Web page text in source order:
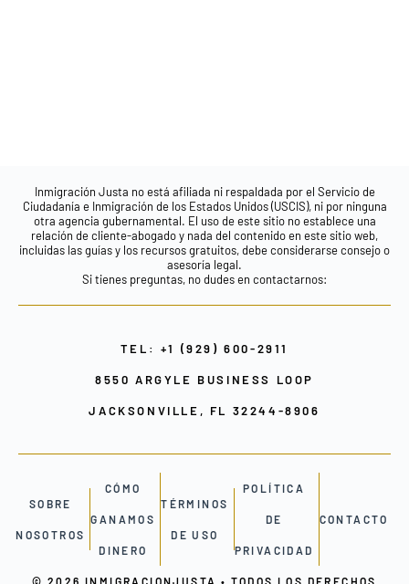
Inmigración Justa no está afiliada ni respaldada por el Servicio de
Ciudadanía e Inmigración de los Estados Unidos (USCIS), ni por ninguna
otra agencia gubernamental. El uso de este sitio no establece una
relación de cliente-abogado y nada del contenido en este sitio web,
incluidas las guías y los recursos gratuitos, debe considerarse consejo o
asesoría legal.
Si tienes preguntas, no dudes en contactarnos:
TEL: +1 (929) 600-2911
8550 ARGYLE BUSINESS LOOP
JACKSONVILLE, FL 32244-8906
SOBRE
NOSOTROS
CÓMO
GANAMOS
DINERO
TÉRMINOS
DE USO
POLÍTICA
DE
PRIVACIDAD
CONTACTO
© 2026 INMIGRACIONJUSTA • TODOS LOS DERECHOS